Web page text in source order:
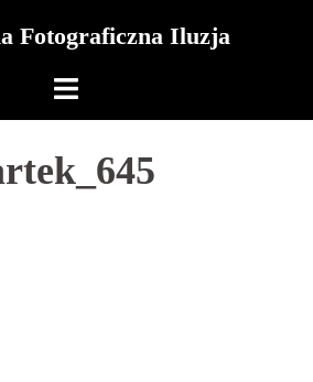
Fotograficzna Iluzja